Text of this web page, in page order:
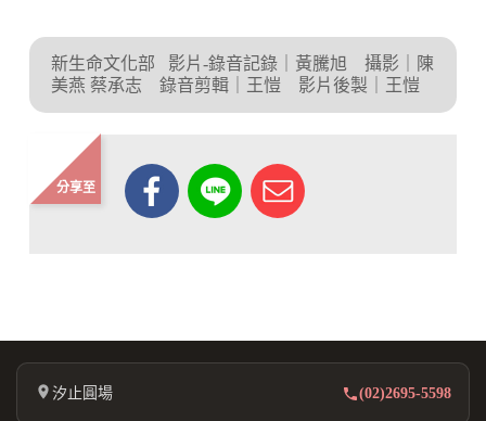
新生命文化部
影片-錄音記錄｜黃騰旭 攝影｜陳
美燕 蔡承志 錄音剪輯｜王愷 影片後製｜王愷
分享至
汐止圓場 (02)2695-5598